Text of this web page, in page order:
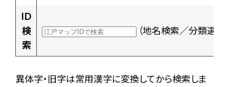
ID
検
索
（地名検索／分類選択
異体字・旧字は常用漢字に変換してから検索しま